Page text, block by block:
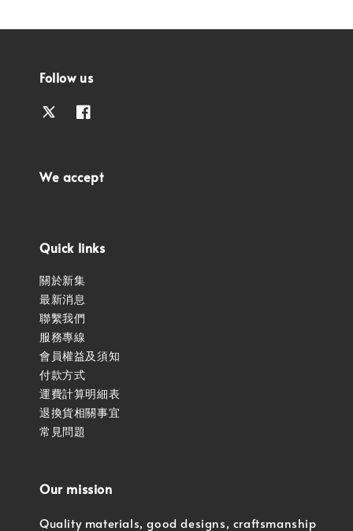
Follow us
We accept
Quick links
關於新集
最新消息
聯繫我們
服務專線
會員權益及須知
付款方式
運費計算明細表
退換貨相關事宜
常見問題
Our mission
Quality materials, good designs, craftsmanship